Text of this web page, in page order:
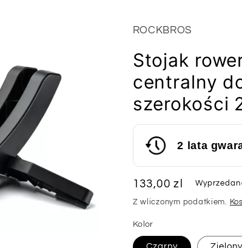
ROCKBROS
Stojak
centralny
szerokości
2 lata
Cena
regularna
133,00 zl
Z wliczonym podatkiem.
Kolor